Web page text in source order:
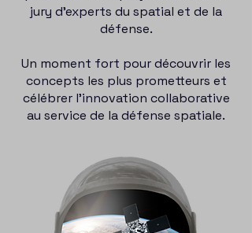
jury d’experts du spatial et de la
défense.
Un moment fort pour découvrir les
concepts les plus prometteurs et
célébrer l’innovation collaborative
au service de la défense spatiale.